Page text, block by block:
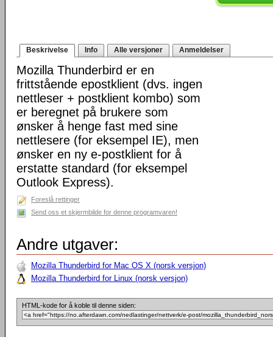
Beskrivelse Info Alle versjoner Anmeldelser
Mozilla Thunderbird er en
frittstående epostklient (dvs. ingen
nettleser + postklient kombo) som
er beregnet på brukere som
ønsker å henge fast med sine
nettlesere (for eksempel IE), men
ønsker en ny e-postklient for å
erstatte standard (for eksempel
Outlook Express).
Foreslå rettinger
Send oss et skjermbilde for denne programvaren!
Andre utgaver:
Mozilla Thunderbird for Mac OS X (norsk versjon)
Mozilla Thunderbird for Linux (norsk versjon)
HTML-kode for å koble til denne siden: